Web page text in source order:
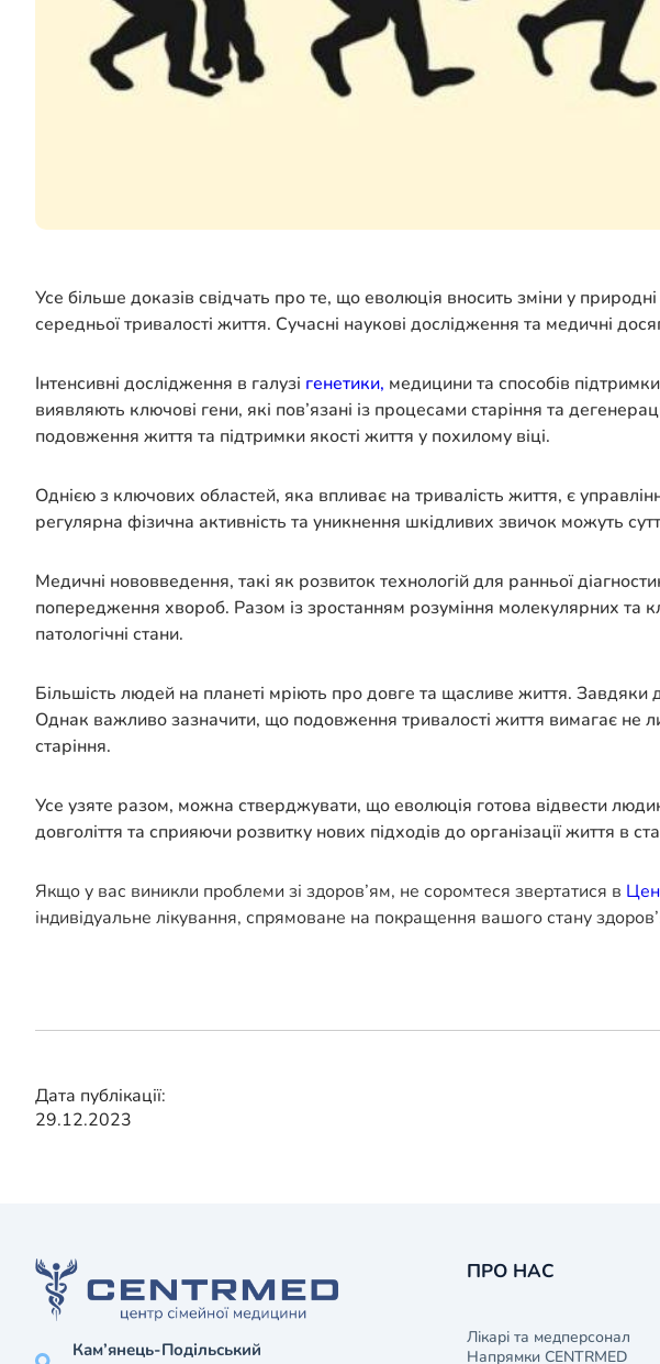
Усе більше доказів свідчать про те, що еволюція вносить зміни у
середньої тривалості життя. Сучасні наукові дослідження та медичні
Інтенсивні дослідження в галузі генетики, медицини та способів
виявляють ключові гени, які пов’язані із процесами старіння та
подовження життя та підтримки якості життя у похилому віці.
Однією з ключових областей, яка впливає на тривалість життя, є
регулярна фізична активність та уникнення шкідливих звичок можуть
Медичні нововведення, такі як розвиток технологій для ранньої
попередження хвороб. Разом із зростанням розуміння молекулярних та
патологічні стани.
Більшість людей на планеті мріють про довге та щасливе життя.
Однак важливо зазначити, що подовження тривалості життя вимагає не
старіння.
Усе узяте разом, можна стверджувати, що еволюція готова відвести
довголіття та сприяючи розвитку нових підходів до організації життя в
Якщо у вас виникли проблеми зі здоров’ям, не соромтеся звертатися в
індивідуальне лікування, спрямоване на покращення вашого стану
Дата публікації:
29.12.2023
Кам’янець-Подільський
ПРО НАС
Лікарі та медперсонал
Напрямки CENTRMED